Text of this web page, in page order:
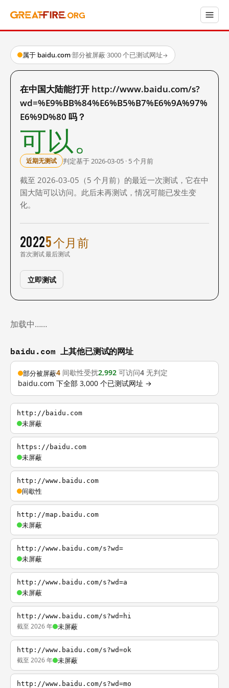
属于 baidu.com·部分被屏蔽·3000 个已测试网址→
在中国大陆能打开 http://www.baidu.com/s?
wd=%E9%BB%84%E6%B5%B7%E6%9A%97%
E6%9D%80 吗？
可以。
近期无测试 判定基于 2026-03-05 · 5 个月前
截至 2026-03-05（5 个月前）的最近一次测试，它在中
国大陆可以访问。此后未再测试，情况可能已发生变
化。
2022
首次测试
5 个月前
最后测试
立即测试
加载中……
baidu.com 上其他已测试的网址
部分被屏蔽4 间歇性受扰2,992 可访问4 无判定
baidu.com 下全部 3,000 个已测试网址 →
http://baidu.com
未屏蔽
https://baidu.com
未屏蔽
http://www.baidu.com
间歇性
http://map.baidu.com
未屏蔽
http://www.baidu.com/s?wd=
未屏蔽
http://www.baidu.com/s?wd=a
未屏蔽
http://www.baidu.com/s?wd=hi
截至 2026 年 未屏蔽
http://www.baidu.com/s?wd=ok
截至 2026 年 未屏蔽
http://www.baidu.com/s?wd=mo